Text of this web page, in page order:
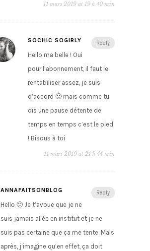
11 mars 2019 at 19 h 40 min
Reply
SOCHIC SOGIRLY
Hello ma belle ! Oui
pour l’abonnement, il faut le
rentabiliser assez, je suis
d’accord 🙂 mais comme tu
dis une pause détente de
temps en temps c’est le pied
! Bisous à toi
11 mars 2019 at 21 h 44 min
Reply
ANNAFAITSONBLOG
Hello 🙂 Je t’avoue que je ne
suis jamais allée en institut et je ne
suis pas certaine que ça me tente. Mais
après, j’imagine qu’en effet, ça doit